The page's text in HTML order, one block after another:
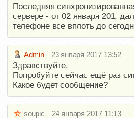
Последняя
сервере - от 02 января 201,
телефоне все вплоть до
Admin 23 января 2017 13:52
Здравствуйте.
Попробуйте сейчас ещё раз
Какое будет сообщение?
soupic 24 января 2017 11:13